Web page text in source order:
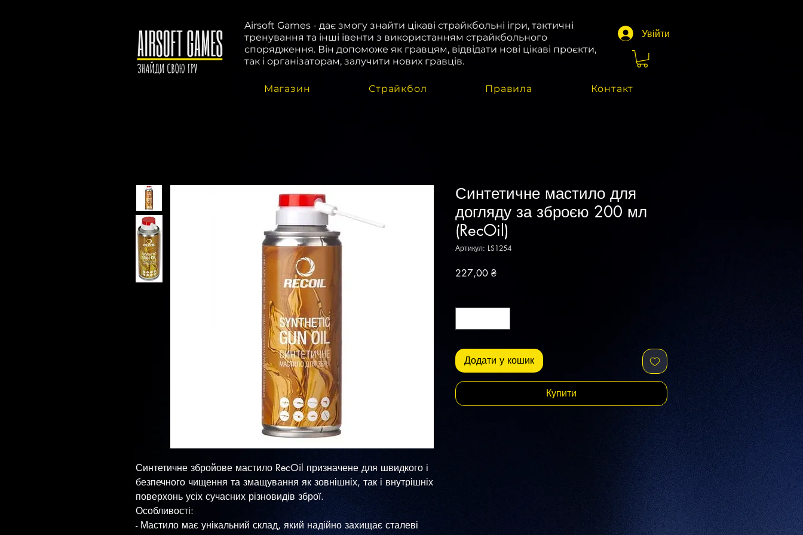
Airsoft Games - дає змогу знайти цікаві страйкбольні ігри, тактичні
тренування та інші івенти з використанням страйкбольного
спорядження. Він допоможе як гравцям, відвідати нові цікаві проєкти,
так і організаторам, залучити нових гравців.
Увійти
Магазин Страйкбол Правила Контакт
Синтетичне збройове мастило RecOil призначене для швидкого і
безпечного чищення та змащування як зовнішніх, так і внутрішніх
поверхонь усіх сучасних різновидів зброї.
Особливості:
- Мастило має унікальний склад, який надійно захищає сталеві
Синтетичне мастило для
догляду за зброєю 200 мл
(RecOil)
Артикул: LS1254
227,00 ₴Ціна
Додати у кошик
Купити